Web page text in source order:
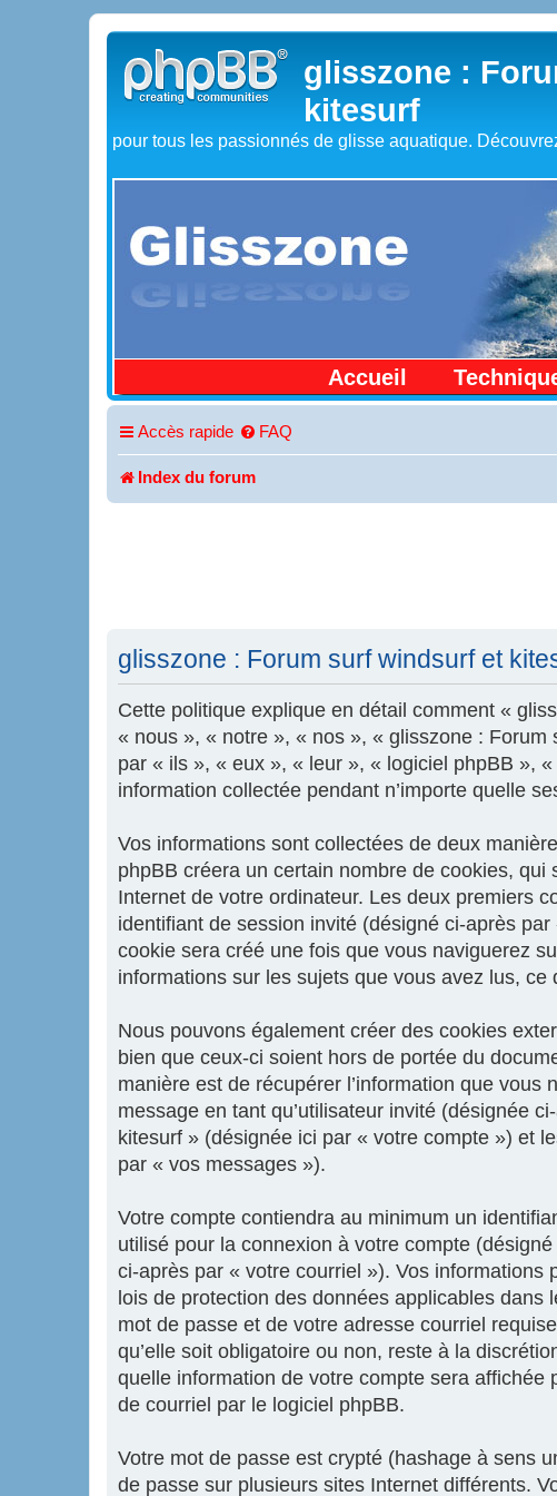
glisszone :
kitesurf
pour tous les passionnés de glisse aquatique.
Accueil
Accès rapide FAQ
Index du forum
glisszone : Forum surf windsurf et
Cette politique explique en détail comment «
« nous », « notre », « nos », « glisszone :
par « ils », « eux », « leur », « logiciel phpBB »,
information collectée pendant n’importe quelle
Vos informations sont collectées de deux
phpBB créera un certain nombre de cookies,
Internet de votre ordinateur. Les deux premiers
identifiant de session invité (désigné ci-après
cookie sera créé une fois que vous naviguerez
informations sur les sujets que vous avez lus,
Nous pouvons également créer des cookies
bien que ceux-ci soient hors de portée du
manière est de récupérer l’information que
message en tant qu’utilisateur invité (désignée
kitesurf » (désignée ici par « votre compte ») et
par « vos messages »).
Votre compte contiendra au minimum un
utilisé pour la connexion à votre compte
ci-après par « votre courriel »). Vos
lois de protection des données applicables dans
mot de passe et de votre adresse courriel
qu’elle soit obligatoire ou non, reste à la
quelle information de votre compte sera affichée
de courriel par le logiciel phpBB.
Votre mot de passe est crypté (hashage à sens
de passe sur plusieurs sites Internet différents.